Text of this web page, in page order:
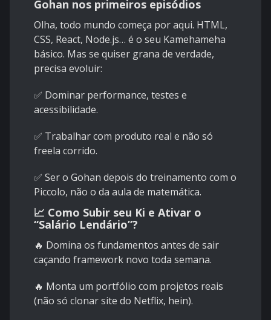
Gohan nos primeiros episódios
Olha, todo mundo começa por aqui. HTML,
CSS, React, Node.js… é o seu Kamehameha
básico. Mas se quiser grana de verdade,
precisa evoluir:
✅ Dominar performance, testes e
acessibilidade.
✅ Trabalhar com produto real e não só
freela corrido.
✅ Ser o Gohan depois do treinamento com o
Piccolo, não o da aula de matemática.
📈 Como Subir seu Ki e Ativar o
“Salário Lendário”?
🔥 Domina os fundamentos antes de sair
caçando framework novo toda semana.
🔥 Monta um portfólio com projetos reais
(não só clonar site do Netflix, hein).